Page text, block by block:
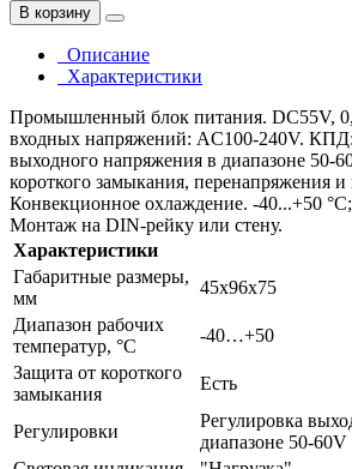
В корзину
Описание
Характеристики
Промышленный блок питания. DC55V,
входных напряжений: AC100-240V. КПД:
выходного напряжения в диапазоне 50-
короткого замыкания, перенапряжения и
Конвекционное охлаждение. -40...+50
Монтаж на DIN-рейку или стену.
Характеристики
Габаритные размеры,
мм
45х96х75
Диапазон рабочих
температур, °С
-40…+50
Защита от короткого
замыкания
Есть
Регулировки
Регулировка
диапазоне 50-60V